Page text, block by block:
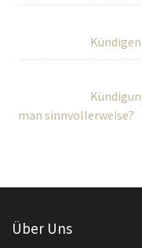
man sinnvollerweise?
Über Uns